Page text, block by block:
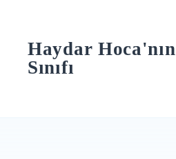
contentHaydar Hoca'nın
Sınıfı